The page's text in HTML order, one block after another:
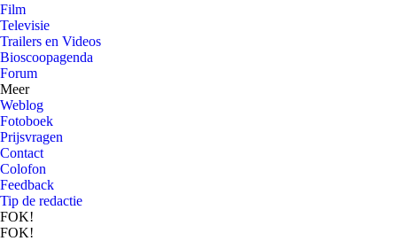
Film
Televisie
Trailers en Videos
Bioscoopagenda
Forum
Meer
Weblog
Fotoboek
Prijsvragen
Contact
Colofon
Feedback
Tip de redactie
FOK!
FOK!